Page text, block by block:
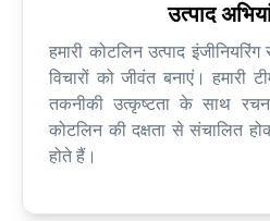
उत्पाद
हमारी कोटलिन उत्पाद
विचारों को जीवंत बनाएं। हमारी
तकनीकी उत्कृष्टता के साथ
कोटलिन की दक्षता से संचालित
होते हैं।